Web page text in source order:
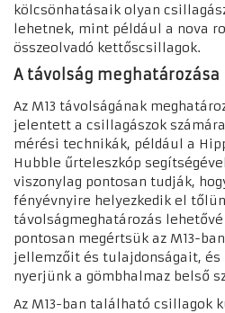
kölcsönhatásaik olyan
lehetnek, mint például a nova
összeolvadó kettőscsillagok.
A távolság meghatározása
Az M13 távolságának
jelentett a csillagászok
mérési technikák, például a
Hubble űrteleszkóp
viszonylag pontosan tudják,
fényévnyire helyezkedik el
távolságmeghatározás
pontosan megértsük az M13-
jellemzőit és tulajdonságait,
nyerjünk a gömbhalmaz belső
Az M13-ban található csillagok